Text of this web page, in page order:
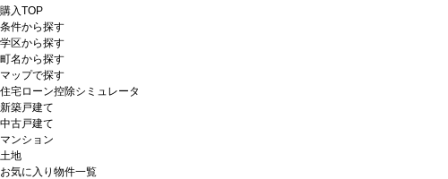
購入TOP
条件から探す
学区から探す
町名から探す
マップで探す
住宅ローン控除シミュレータ
新築戸建て
中古戸建て
マンション
土地
お気に入り物件一覧